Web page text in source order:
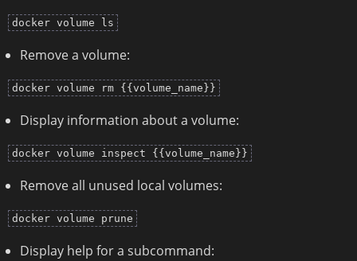
docker volume ls
Remove a volume:
docker volume rm {{volume_name}}
Display information about a volume:
docker volume inspect {{volume_name}}
Remove all unused local volumes:
docker volume prune
Display help for a subcommand: